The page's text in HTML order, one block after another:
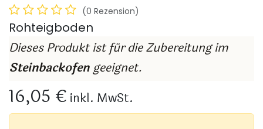
(0 Rezension)
Rohteigboden
Dieses Produkt ist für die Zubereitung im
Steinbackofengeeignet.
16,05 € inkl. MwSt.